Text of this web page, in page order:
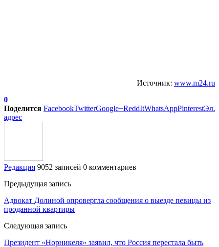
Источник: www.m24.ru
0
Поделится FacebookTwitterGoogle+ReddItWhatsAppPinterestЭл.
адрес
Редакция 9052 записей 0 комментариев
Предыдущая запись
Адвокат Долиной опровергла сообщения о выезде певицы из
проданной квартиры
Следующая запись
Президент «Норникеля» заявил, что Россия перестала быть